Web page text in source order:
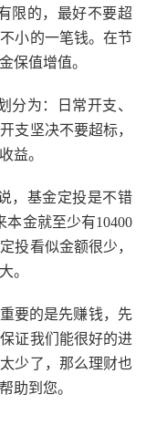
限的，最好不要超
小的一笔钱。在节
保值增值。
分为：日常开支、
支坚决不要超标，
益。
，基金定投是不错
本金就至少有10400
投看似金额很少，
。
要的是先赚钱，先
证我们能很好的进
少了，那么理财也
助到您。